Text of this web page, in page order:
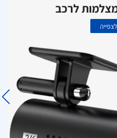
מצלמות לרכב
לצפייה